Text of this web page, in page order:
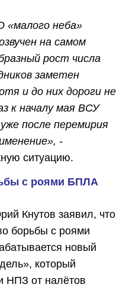
«малого неба»
на самом
рост числа
заметен
и до них дороги не
к началу мая ВСУ
после перемирия
-
ситуацию.
с роями БПЛА
Кнутов заявил, что
борьбы с роями
новый
который
НПЗ от налётов